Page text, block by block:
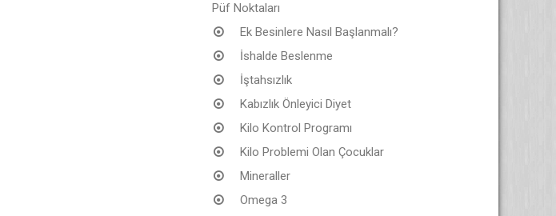
Püf Noktaları
Ek Besinlere Nasıl Başlanmalı?
İshalde Beslenme
İştahsızlık
Kabızlık Önleyici Diyet
Kilo Kontrol Programı
Kilo Problemi Olan Çocuklar
Mineraller
Omega 3